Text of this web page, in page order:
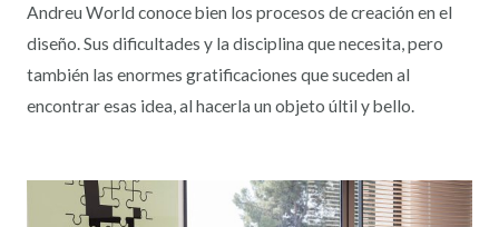
Andreu World conoce bien los procesos de creación en el
diseño. Sus dificultades y la disciplina que necesita, pero
también las enormes gratificaciones que suceden al
encontrar esas idea, al hacerla un objeto últil y bello.